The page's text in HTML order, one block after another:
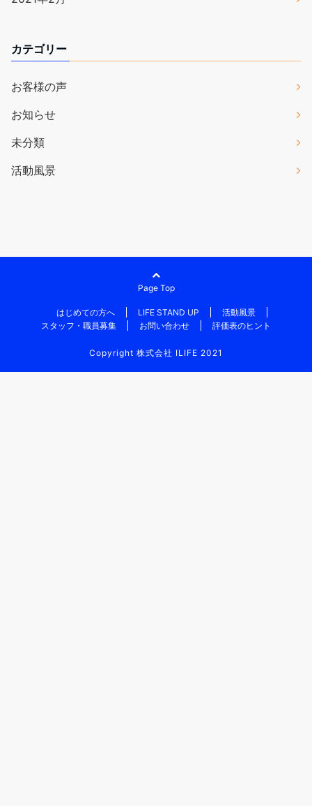
カテゴリー
お客様の声
お知らせ
未分類
活動風景
Page Top
はじめての方へ LIFE STAND UP
活動風景
スタッフ・職員募集
お問い合わせ 評価表のヒント
Copyright 株式会社 ILIFE 2021